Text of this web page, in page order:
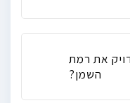
את רמת
השמן?